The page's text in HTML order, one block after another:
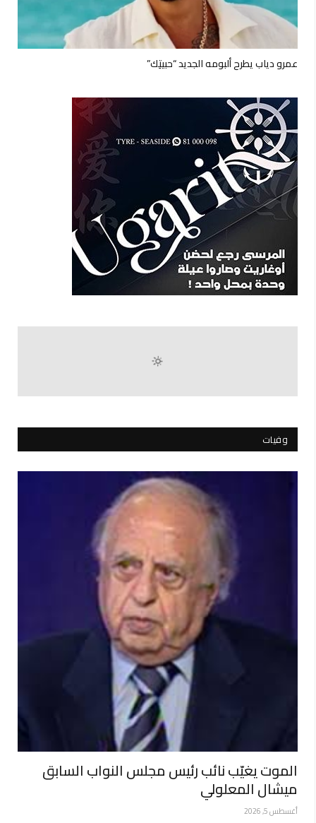
عمرو دياب يطرح ألبومه الجديد “حبيتِك”
وفيات
الموت يغيّب نائب رئيس مجلس النواب السابق
ميشال المعلولي
أغسطس 5, 2026